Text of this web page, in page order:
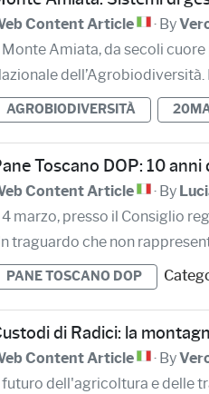
Content Article · By
Il Monte Amiata, da secoli
AGROBIODIVERSITÀ
Toscano DOP: 10
Content Article · By
Il 4 marzo, presso il Consiglio
traguardo che non
PANE TOSCANO DOP
di Radici: la
Content Article · By
Il futuro dell'agricoltura e delle